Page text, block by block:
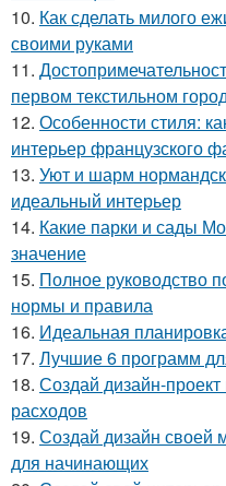
10. Как сделать милого
своими руками
11.
первом текстильном
12. Особенности стиля:
интерьер французского
13. Уют и шарм
идеальный интерьер
14. Какие парки и сады
значение
15. Полное руководство
нормы и правила
16. Идеальная
17. Лучшие 6 программ
18. Создай дизайн-
расходов
19. Создай дизайн своей
для начинающих